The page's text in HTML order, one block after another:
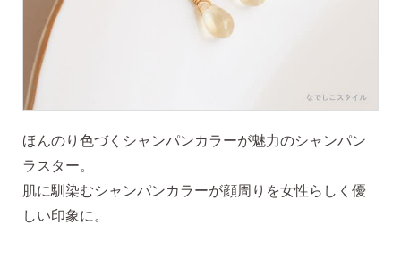
なでしこピアスの使いやすい所や
使いにくい所を、赤裸々にレビューしてます。
読み物を見る
ピアス安心サポート
ほんのり色づくシャンパンカラーが魅力のシャンパン
ラスター。
肌に馴染むシャンパンカラーが顔周りを女性らしく優
しい印象に。